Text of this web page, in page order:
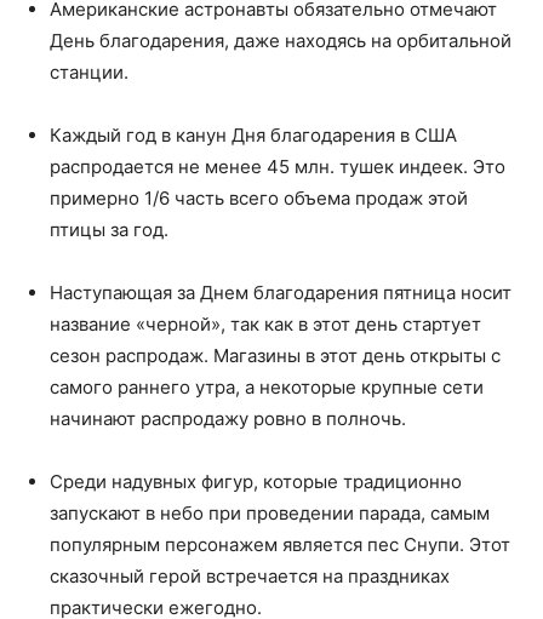
Американские астронавты обязательно отмечают
День благодарения, даже находясь на орбитальной
станции.
Каждый год в канун Дня благодарения в США
распродается не менее 45 млн. тушек индеек. Это
примерно 1/6 часть всего объема продаж этой
птицы за год.
Наступающая за Днем благодарения пятница носит
название «черной», так как в этот день стартует
сезон распродаж. Магазины в этот день открыты с
самого раннего утра, а некоторые крупные сети
начинают распродажу ровно в полночь.
Среди надувных фигур, которые традиционно
запускают в небо при проведении парада, самым
популярным персонажем является пес Снупи. Этот
сказочный герой встречается на праздниках
практически ежегодно.